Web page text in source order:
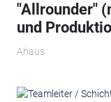
"Allrounder"
und
Ahaus